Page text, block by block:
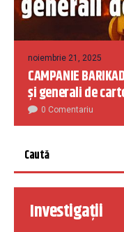
noiembrie 21, 2025
CAMPANIE
și generali de
0 Comentariu
Investigații